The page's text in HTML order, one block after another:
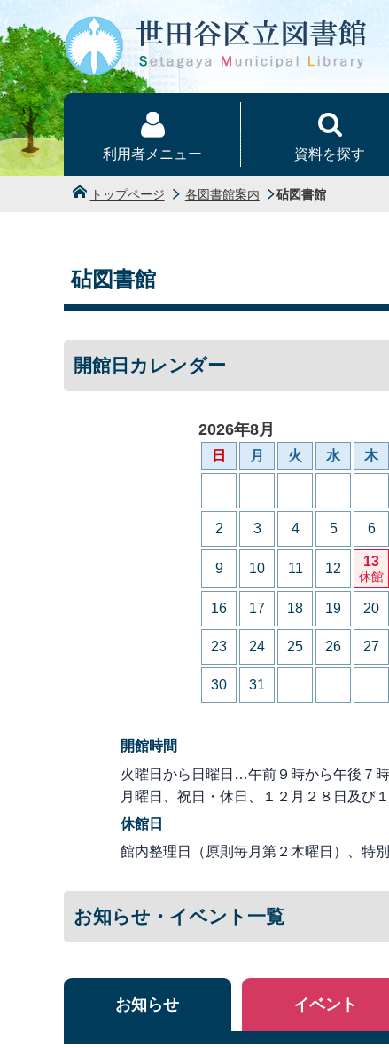
本文へ
利用者メニュー 資料を探す
トップページ 各図書館案内 砧図書館
砧図書館
開館日カレンダー
2026年8月
日 月 火 水 木
2 3 4 5 6
9 10 11 12 13
休館
16 17 18 19 20
23 24 25 26 27
30 31
開館時間
火曜日から日曜日…午前９時から午後７時
月曜日、祝日・休日、１２月２８日及び
休館日
館内整理日（原則毎月第２木曜日）、特
お知らせ・イベント一覧
お知らせ イベント